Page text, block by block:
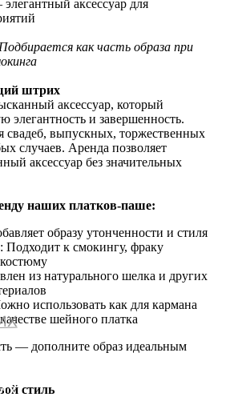
аксессуар для
как часть образа при
штрих
аксессуар, который
элегантность и завершенность.
свадеб, выпускных, торжественных
случаев. Аренда позволяет
аксессуар без значительных
наших платков-паше:
образу утонченности и стиля
Подходит к смокингу, фраку
из натурального шелка и других
использовать как для кармана
шейного платка
— дополните образ идеальным
стиль